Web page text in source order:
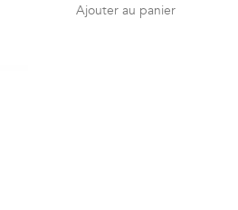
Ajouter au panier